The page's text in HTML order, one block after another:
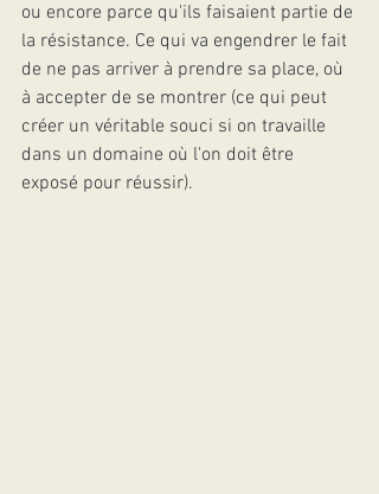
ou encore parce qu'ils faisaient partie de
la résistance. Ce qui va engendrer le fait
de ne pas arriver à prendre sa place, où
à accepter de se montrer (ce qui peut
créer un véritable souci si on travaille
dans un domaine où l'on doit être
exposé pour réussir).